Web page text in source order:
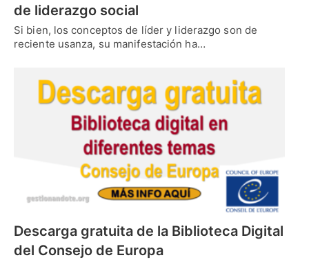
de liderazgo social
Si bien, los conceptos de líder y liderazgo son de
reciente usanza, su manifestación ha…
Descarga gratuita de la Biblioteca Digital
del Consejo de Europa